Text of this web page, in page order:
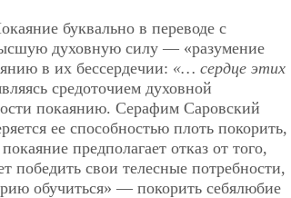
буквально в переводе с
духовную силу — «разумение
в их бессердечии: «… сердце этих
средоточием духовной
покаянию. Серафим Саровский
ее способностью плоть покорить,
предполагает отказ от того,
победить свои телесные потребности,
обучиться» — покорить себялюбие